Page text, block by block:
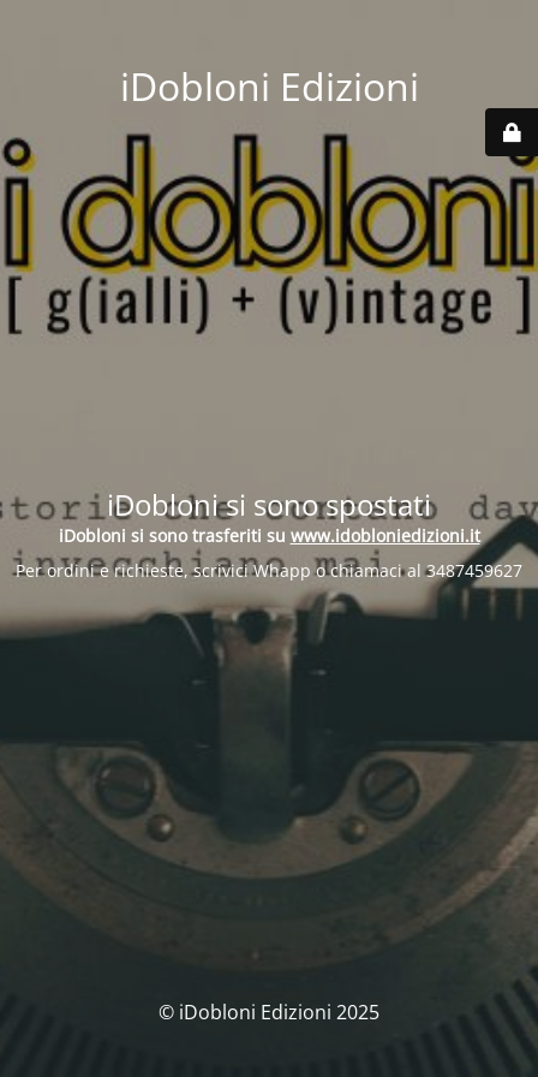
iDobloni Edizioni
iDobloni si sono spostati
iDobloni si sono trasferiti su www.idobloniedizioni.it
Per ordini e richieste, scrivici Whapp o chiamaci al 3487459627
© iDobloni Edizioni 2025